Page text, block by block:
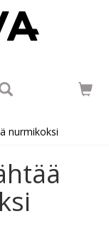
nurmikoksi